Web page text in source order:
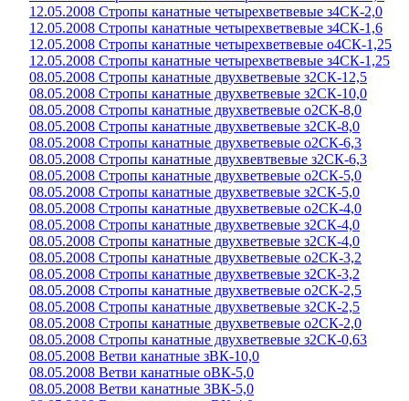
12.05.2008 Стропы канатные четырехветвевые з4СК-2,0
12.05.2008 Стропы канатные четырехветвевые з4СК-1,6
12.05.2008 Стропы канатные четырехветвевые о4СК-1,25
12.05.2008 Стропы канатные четырехветвевые з4СК-1,25
08.05.2008 Стропы канатные двухветвевые з2СК-12,5
08.05.2008 Стропы канатные двухветвевые з2СК-10,0
08.05.2008 Стропы канатные двухветвевые о2СК-8,0
08.05.2008 Стропы канатные двухветвевые з2СК-8,0
08.05.2008 Стропы канатные двухветвевые о2СК-6,3
08.05.2008 Стропы канатные двухвевтвевые з2СК-6,3
08.05.2008 Стропы канатные двухветвевые о2СК-5,0
08.05.2008 Стропы канатные двухветвевые з2СК-5,0
08.05.2008 Стропы канатные двухветвевые о2СК-4,0
08.05.2008 Стропы канатные двухветвевые з2СК-4,0
08.05.2008 Стропы канатные двухветвевые з2СК-4,0
08.05.2008 Стропы канатные двухветвевые о2СК-3,2
08.05.2008 Стропы канатные двухветвевые з2СК-3,2
08.05.2008 Стропы канатные двухветвевые о2СК-2,5
08.05.2008 Стропы канатные двухветвевые з2СК-2,5
08.05.2008 Стропы канатные двухветвевые о2СК-2,0
08.05.2008 Стропы канатные двухветвевые з2СК-0,63
08.05.2008 Ветви канатные зВК-10,0
08.05.2008 Ветви канатные оВК-5,0
08.05.2008 Ветви канатные 3ВК-5,0